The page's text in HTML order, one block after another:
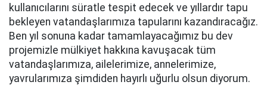
kullanıcılarını süratle tespit edecek ve yıllardır tapu
bekleyen vatandaşlarımıza tapularını kazandıracağız.
Ben yıl sonuna kadar tamamlayacağımız bu dev
projemizle mülkiyet hakkına kavuşacak tüm
vatandaşlarımıza, ailelerimize, annelerimize,
yavrularımıza şimdiden hayırlı uğurlu olsun diyorum.